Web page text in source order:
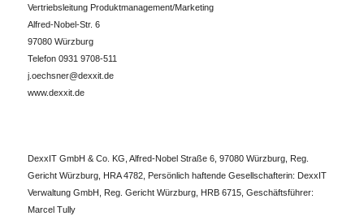
Vertriebsleitung Produktmanagement/Marketing
Alfred-Nobel-Str. 6
97080 Würzburg
Telefon 0931 9708-511
j.oechsner@dexxit.de
www.dexxit.de
DexxIT GmbH & Co. KG, Alfred-Nobel Straße 6, 97080 Würzburg, Reg.
Gericht Würzburg, HRA 4782, Persönlich haftende Gesellschafterin: DexxIT
Verwaltung GmbH, Reg. Gericht Würzburg, HRB 6715, Geschäftsführer:
Marcel Tully